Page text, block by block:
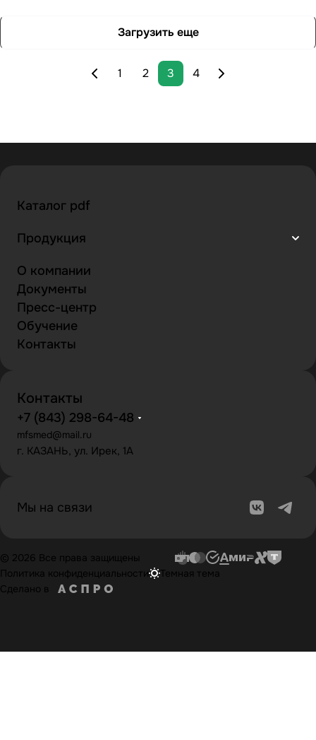
Загрузить еще
1 2 3 4
Каталог pdf
Продукция
О компании
Документы
Пресс-центр
Обучение
Контакты
Контакты
+7 (843) 298-64-48
mfsmed@mail.ru
г. КАЗАНЬ, ул. Ирек, 1А
Мы на связи
© 2026 Все права защищены
Политика конфиденциальности
Темная тема
Сделано в